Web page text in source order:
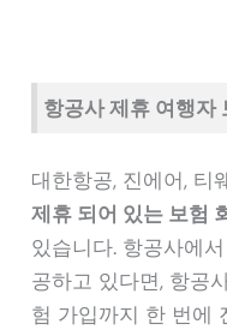
항공사 제휴 여행자
대한항공, 진에어, 티
제휴 되어 있는 보험
있습니다. 항공사에
공하고 있다면, 항공
험 가입까지 한 번에